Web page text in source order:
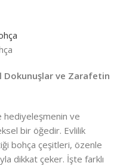
Dokunuşlar ve Zarafetin
hediyeleşmenin ve
bir öğedir. Evlilik
bohça çeşitleri, özenle
dikkat çeker. İşte farklı